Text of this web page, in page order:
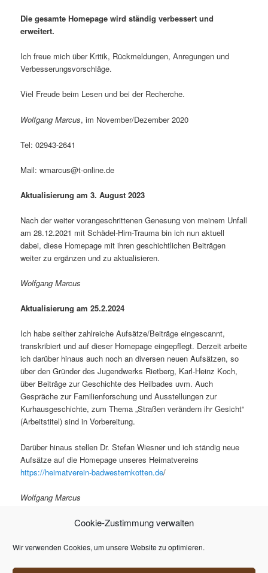
Cookie-Zustimmung verwalten
Wir verwenden Cookies, um unsere Website zu optimieren.
Die gesamte Homepage wird ständig verbessert und
erweitert.
Ich freue mich über Kritik, Rückmeldungen, Anregungen und
Verbesserungsvorschläge.
Viel Freude beim Lesen und bei der Recherche.
Wolfgang Marcus, im November/Dezember 2020
Tel: 02943-2641
Mail: wmarcus@t-online.de
Aktualisierung am 3. August 2023
Nach der weiter vorangeschrittenen Genesung von meinem Unfall
am 28.12.2021 mit Schädel-Hirn-Trauma bin ich nun aktuell
dabei, diese Homepage mit ihren geschichtlichen Beiträgen
weiter zu ergänzen und zu aktualisieren.
Wolfgang Marcus
Aktualisierung am 25.2.2024
Ich habe seither zahlreiche Aufsätze/Beiträge eingescannt,
transkribiert und auf dieser Homepage eingepflegt. Derzeit arbeite
ich darüber hinaus auch noch an diversen neuen Aufsätzen, so
über den Gründer des Jugendwerks Rietberg, Karl-Heinz Koch,
über Beiträge zur Geschichte des Heilbades uvm. Auch
Gespräche zur Familienforschung und Ausstellungen zur
Kurhausgeschichte, zum Thema „Straßen verändern ihr Gesicht“
(Arbeitstitel) sind in Vorbereitung.
Darüber hinaus stellen Dr. Stefan Wiesner und ich ständig neue
Aufsätze auf die Homepage unseres Heimatvereins
https://heimatverein-badwesternkotten.de/
Wolfgang Marcus
Erneute Aktualisierung am 01.01.2026
WM